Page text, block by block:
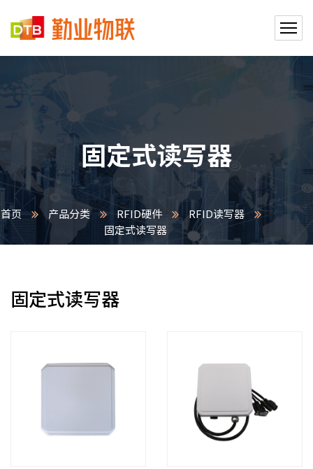
固定式读写器
首页 产品分类 RFID硬件
RFID读写器
固定式读写器
固定式读写器